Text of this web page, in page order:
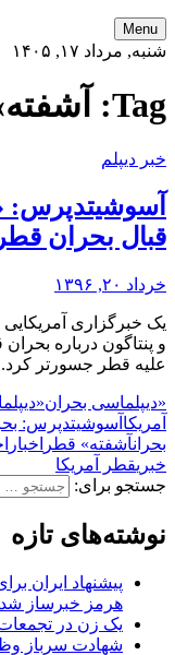
Menu
شنبه, مرداد ۱۷, ۱۴۰۵
Tag:
خبر دیپلم
آسوشیتدپرس:
قبال بحران قطر
خرداد ۲۰, ۱۳۹۶
یک خبرگزاری آمریکایی
و پنتاگون درباره
علیه قطر جسورتر کرد.
«دیپلماسی بحران
آمریکا آسوشیتدپرس:
بحرانآشفته» قطر اخبار
خبریقطر آمریکا
جستجو برای:
نوشته‌های تازه
پیشنهاد ایران
هرمز خبرساز شد
یک زن در
شهادت سرباز